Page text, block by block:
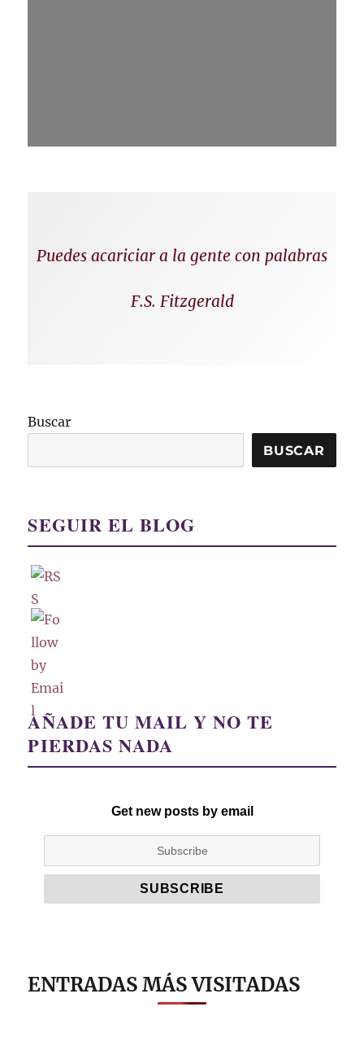
Puedes acariciar a la gente con palabras
F.S. Fitzgerald
Buscar
BUSCAR
SEGUIR EL BLOG
AÑADE TU MAIL Y NO TE
PIERDAS NADA
Get new posts by email
ENTRADAS MÁS VISITADAS